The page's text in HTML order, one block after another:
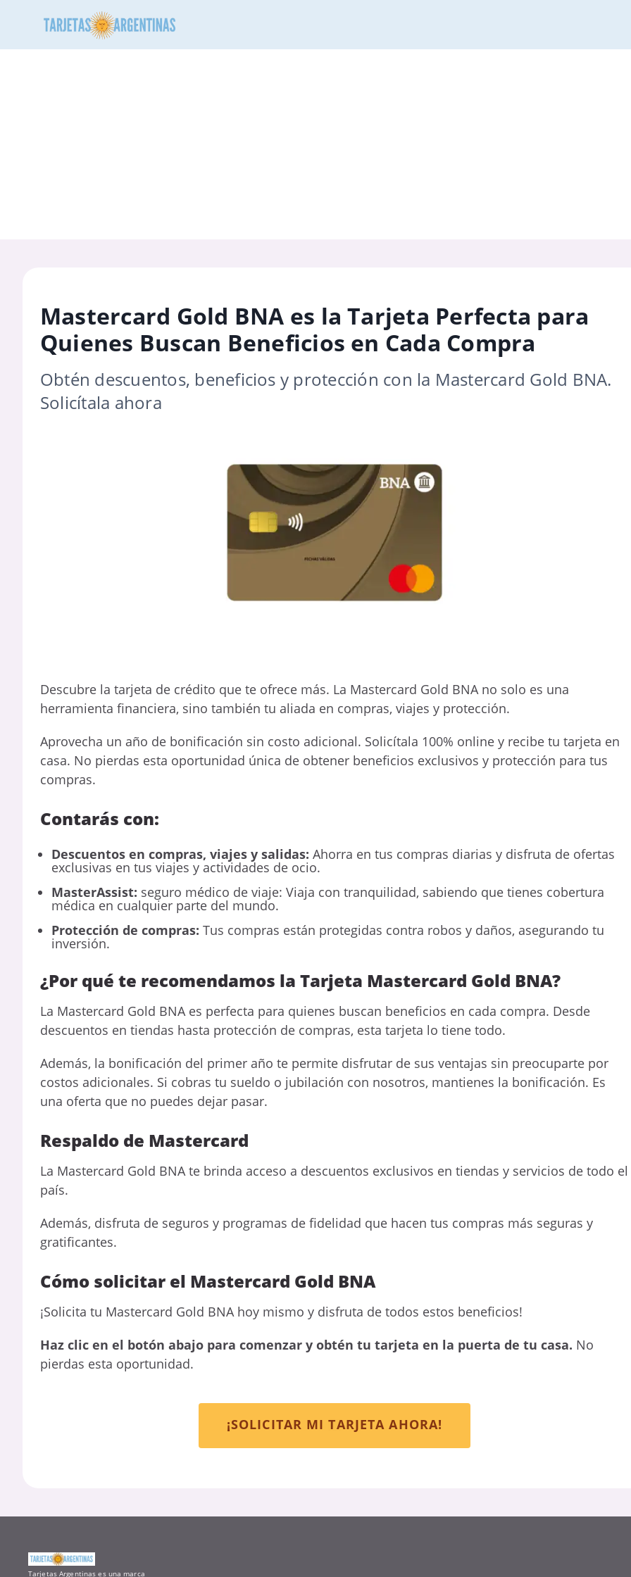
Mastercard Gold BNA es la Tarjeta Perfecta para
Quienes Buscan Beneficios en Cada Compra
Obtén descuentos, beneficios y protección con la Mastercard Gold BNA.
Solicítala ahora
Descubre la tarjeta de crédito que te ofrece más. La Mastercard Gold BNA no solo es una
herramienta financiera, sino también tu aliada en compras, viajes y protección.
Aprovecha un año de bonificación sin costo adicional. Solicítala 100% online y recibe tu tarjeta en
casa. No pierdas esta oportunidad única de obtener beneficios exclusivos y protección para tus
compras.
Contarás con:
Descuentos en compras, viajes y salidas: Ahorra en tus compras diarias y disfruta de ofertas
exclusivas en tus viajes y actividades de ocio.
MasterAssist: seguro médico de viaje: Viaja con tranquilidad, sabiendo que tienes cobertura
médica en cualquier parte del mundo.
Protección de compras: Tus compras están protegidas contra robos y daños, asegurando tu
inversión.
¿Por qué te recomendamos la Tarjeta Mastercard Gold BNA?
La Mastercard Gold BNA es perfecta para quienes buscan beneficios en cada compra. Desde
descuentos en tiendas hasta protección de compras, esta tarjeta lo tiene todo.
Además, la bonificación del primer año te permite disfrutar de sus ventajas sin preocuparte por
costos adicionales. Si cobras tu sueldo o jubilación con nosotros, mantienes la bonificación. Es
una oferta que no puedes dejar pasar.
Respaldo de Mastercard
La Mastercard Gold BNA te brinda acceso a descuentos exclusivos en tiendas y servicios de todo el
país.
Además, disfruta de seguros y programas de fidelidad que hacen tus compras más seguras y
gratificantes.
Cómo solicitar el Mastercard Gold BNA
¡Solicita tu Mastercard Gold BNA hoy mismo y disfruta de todos estos beneficios!
Haz clic en el botón abajo para comenzar y obtén tu tarjeta en la puerta de tu casa. No
pierdas esta oportunidad.
¡SOLICITAR MI TARJETA AHORA!
Tarjetas Argentinas es una marca